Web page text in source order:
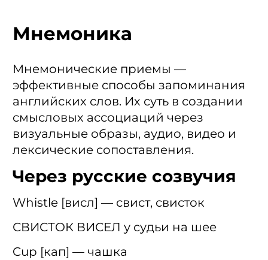
Мнемоника
Мнемонические приемы —
эффективные способы запоминания
английских слов. Их суть в создании
смысловых ассоциаций через
визуальные образы, аудио, видео и
лексические сопоставления.
Через русские созвучия
Whistle [висл] — свист, свисток
СВИСТОК ВИСЕЛ у судьи на шее
Cup [кап] — чашка